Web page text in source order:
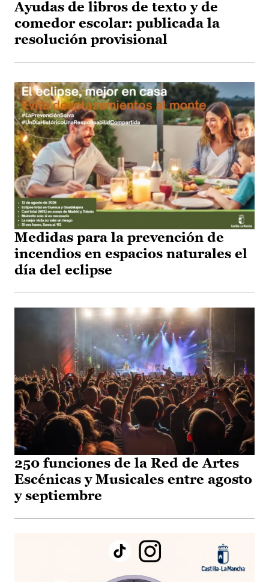
Ayudas de libros de texto y de
comedor escolar: publicada la
resolución provisional
Medidas para la prevención de
incendios en espacios naturales el
día del eclipse
250 funciones de la Red de Artes
Escénicas y Musicales entre agosto
y septiembre